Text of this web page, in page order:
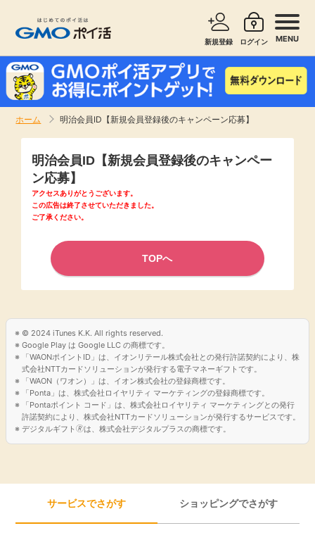
新規登録 ログイン MENU
ホーム 明治会員ID【新規会員登録後のキャンペーン応募】
新着
高還元
アンケート
ゲーム
買い物
サービスで探す ショッピングで探す
無料サービス
エンタメ
クレジットカード
引っ越し
買取・査定
学び
美容・健康
月額有料サービス
明治会員ID【新規会員登録後のキャンペー
ン応募】
アクセスありがとうございます。
この広告は終了させていただきました。
ご了承ください。
TOPへ
© 2024 iTunes K.K. All rights reserved.
Google Play は Google LLC の商標です。
「WAONポイントID」は、イオンリテール株式会社との発行許諾契約により、株
式会社NTTカードソリューションが発行する電子マネーギフトです。
「WAON（ワオン）」は、イオン株式会社の登録商標です。
「Ponta」は、株式会社ロイヤリティ マーケティングの登録商標です。
「Pontaポイント コード」は、株式会社ロイヤリティ マーケティングとの発行
許諾契約により、株式会社NTTカードソリューションが発行するサービスです。
デジタルギフト🄬は、株式会社デジタルプラスの商標です。
サービスでさがす ショッピングでさがす